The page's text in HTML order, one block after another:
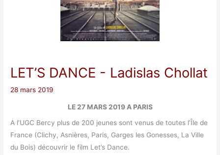
LET’S DANCE - Ladislas Chollat
28 mars 2019
LE 27 MARS 2019 A PARIS
A l’UGC Bercy plus de 200 jeunes sont venus de toutes l’Île de
France (Clichy, Asnières, Paris, Garges les Gonesses, La Ville
du Bois) découvrir le film Let’s Dance.